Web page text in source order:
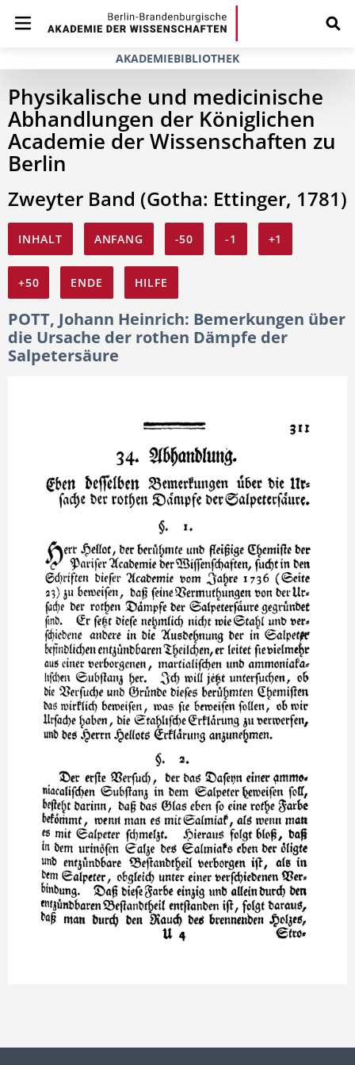
AKADEMIEBIBLIOTHEK
Physikalische und medicinische
Abhandlungen der Königlichen
Academie der Wissenschaften zu
Berlin
Zweyter Band (Gotha: Ettinger, 1781)
INHALT ANFANG -50 -1 +1
+50 ENDE HILFE
POTT, Johann Heinrich: Bemerkungen über
die Ursache der rothen Dämpfe der
Salpetersäure